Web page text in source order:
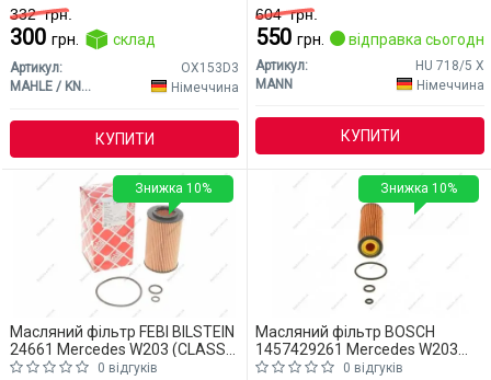
332грн.
300 грн. склад
Артикул:
OX153D3
MAHLE / KNECHT
Німеччина
КУПИТИ
604грн.
550 грн. відправка сьогодні
Артикул:
HU 718/5 X
MANN
Німеччина
КУПИТИ
Масляний фільтр FEBI BILSTEIN
24661 Mercedes W203 (CLASS-
C)
0 відгуків
Знижка 10%
Масляний фільтр BOSCH
1457429261 Mercedes W203
(CLASS-C)
0 відгуків
Знижка 10%